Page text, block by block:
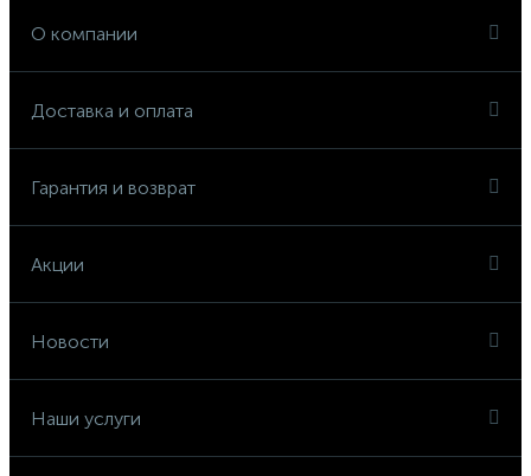
О компании
Доставка и оплата
Гарантия и возврат
Акции
Новости
Наши услуги